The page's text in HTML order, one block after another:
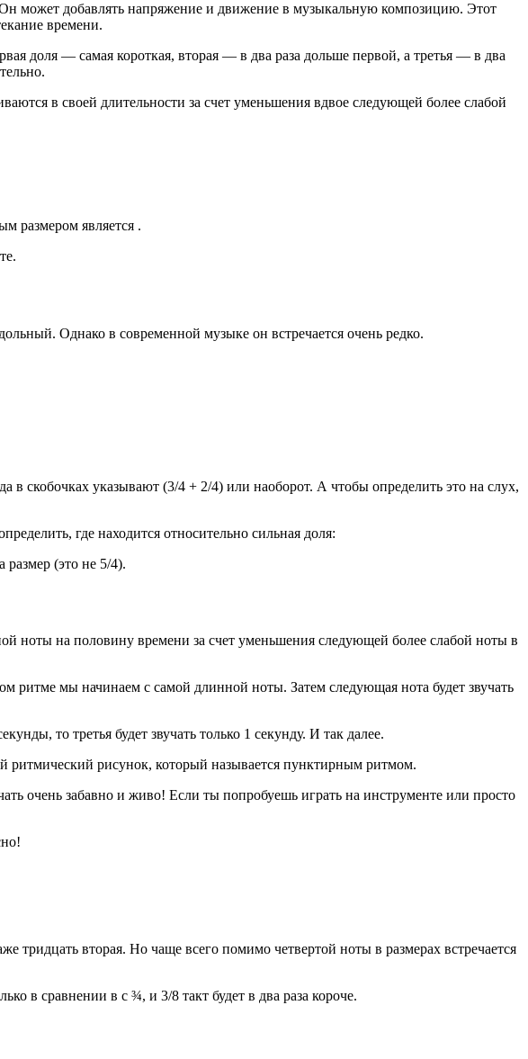
может добавлять напряжение и движение в музыкальную композицию. Этот
времени.
доля — самая короткая, вторая — в два раза дольше первой, а третья — в два
в своей длительности за счет уменьшения вдвое следующей более слабой
размером является .
Однако в современной музыке он встречается очень редко.
скобочках указывают (3/4 + 2/4) или наоборот. А чтобы определить это на слух,
где находится относительно сильная доля:
(это не 5/4).
ноты на половину времени за счет уменьшения следующей более слабой ноты в
ритме мы начинаем с самой длинной ноты. Затем следующая нота будет звучать
то третья будет звучать только 1 секунду. И так далее.
ритмический рисунок, который называется пунктирным ритмом.
очень забавно и живо! Если ты попробуешь играть на инструменте или просто
тридцать вторая. Но чаще всего помимо четвертой ноты в размерах встречается
в сравнении в с ¾, и 3/8 такт будет в два раза короче.